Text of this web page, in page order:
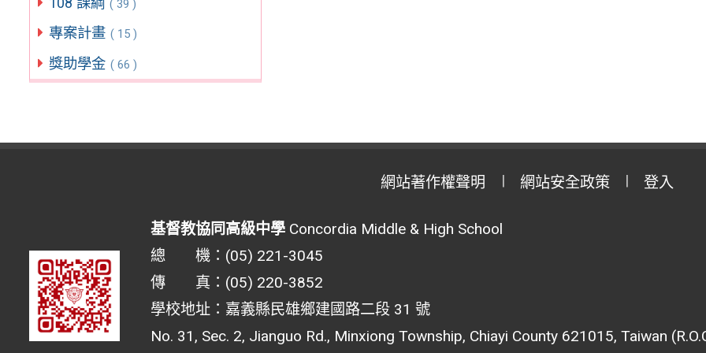
( 39 )
專案計畫 ( 15 )
獎助學金 ( 66 )
網站著作權聲明 網站安全政策 登入
基督教協同高級中學Concordia Middle & High School
總 機：(05) 221-3045
傳 真：(05) 220-3852
學校地址：嘉義縣民雄鄉建國路二段 31 號
No. 31, Sec. 2, Jianguo Rd., Minxiong Township, Chiayi County 621015, Taiwan